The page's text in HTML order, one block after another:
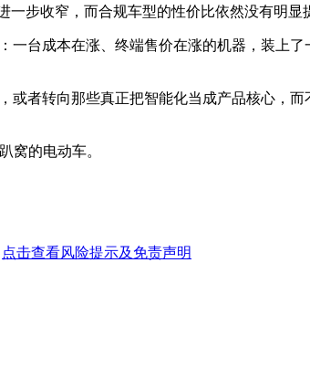
步收窄，而合规车型的性价比依然没有明显
台成本在涨、终端售价在涨的机器，装上
者转向那些真正把智能化当成产品核心，
窝的电动车。
点击查看风险提示及免责声明